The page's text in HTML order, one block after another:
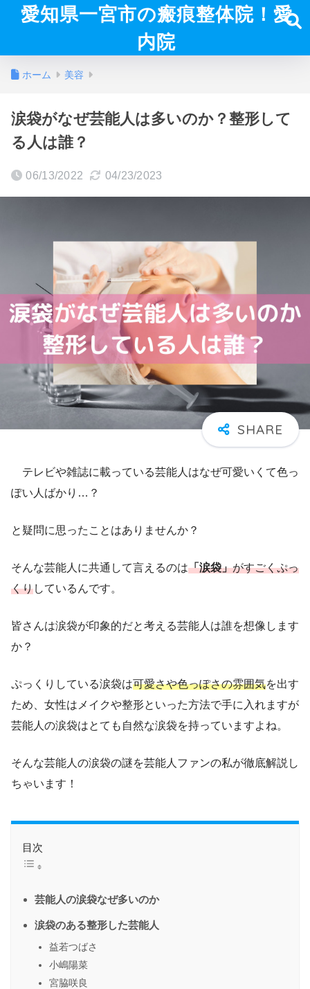
愛知県一宮市の瘢痕整体院！愛
内院
ホーム 美容
涙袋がなぜ芸能人は多いのか？整形して
る人は誰？
06/13/2022 04/23/2023
テレビや雑誌に載っている芸能人はなぜ可愛いくて色っ
ぽい人ばかり…？
と疑問に思ったことはありませんか？
そんな芸能人に共通して言えるのは「涙袋」がすごくぷっ
くりしているんです。
皆さんは涙袋が印象的だと考える芸能人は誰を想像します
か？
ぷっくりしている涙袋は可愛さや色っぽさの雰囲気を出す
ため、女性はメイクや整形といった方法で手に入れますが
芸能人の涙袋はとても自然な涙袋を持っていますよね。
そんな芸能人の涙袋の謎を芸能人ファンの私が徹底解説し
ちゃいます！
目次
芸能人の涙袋なぜ多いのか
涙袋のある整形した芸能人
益若つばさ
小嶋陽菜
宮脇咲良